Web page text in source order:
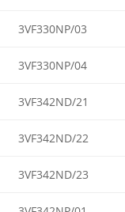
3VF330NP/03
3VF330NP/04
3VF342ND/21
3VF342ND/22
3VF342ND/23